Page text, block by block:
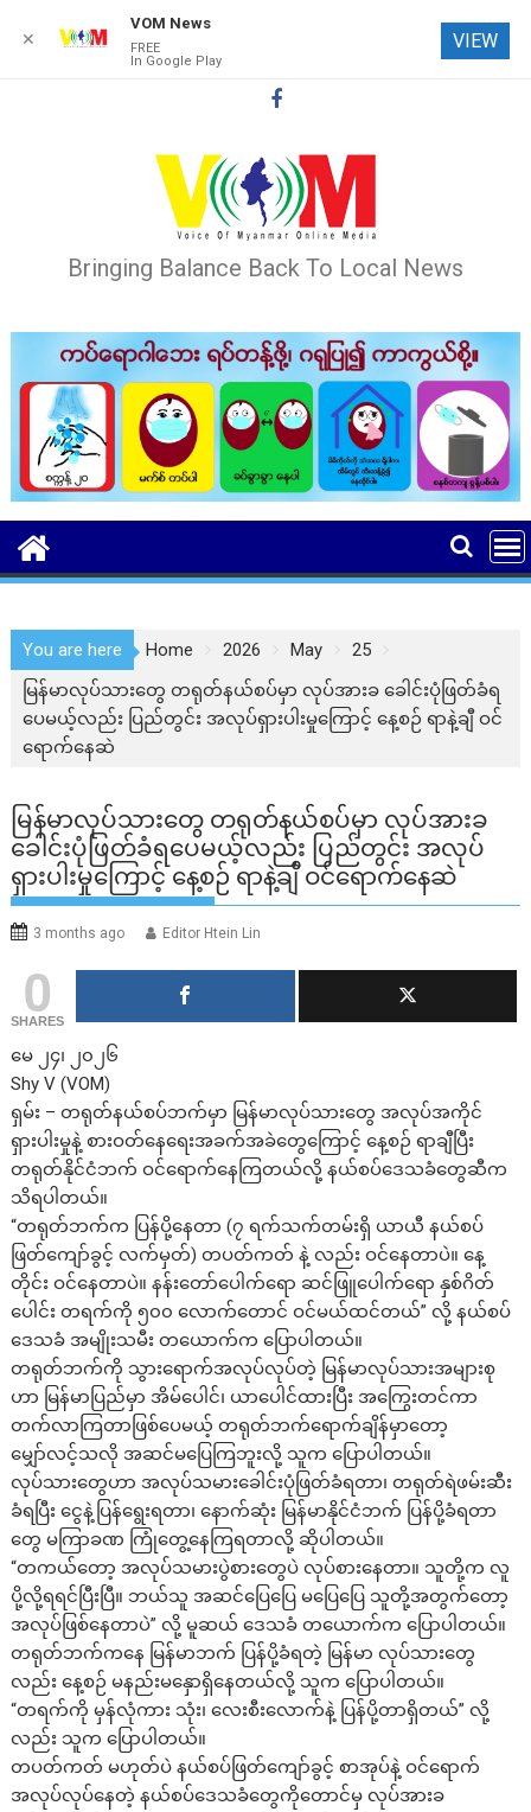
Bringing Balance Back To Local News
You are here Home 2026 May
25
မြန်မာလုပ်သားတွေ တရုတ်နယ်စပ်မှာ လုပ်အားခ ခေါင်းပုံဖြတ်ခံရ
ပေမယ့်လည်း ပြည်တွင်း အလုပ်ရှားပါးမှုကြောင့် နေ့စဉ် ရာနဲ့ချီ ဝင်
ရောက်နေဆဲ
မြန်မာလုပ်သားတွေ တရုတ်နယ်စပ်မှာ လုပ်အားခ
ခေါင်းပုံဖြတ်ခံရပေမယ့်လည်း ပြည်တွင်း အလုပ်
ရှားပါးမှုကြောင့် နေ့စဉ် ရာနဲ့ချီ ဝင်ရောက်နေဆဲ
3 months ago Editor Htein Lin
0
SHARES
မေ ၂၄၊ ၂၀၂၆
Shy V (VOM)
ရှမ်း – တရုတ်နယ်စပ်ဘက်မှာ မြန်မာလုပ်သားတွေ အလုပ်အကိုင်
ရှားပါးမှုနဲ့ စားဝတ်နေရေးအခက်အခဲတွေကြောင့် နေ့စဉ် ရာချီပြီး
တရုတ်နိုင်ငံဘက် ဝင်ရောက်နေကြတယ်လို့ နယ်စပ်ဒေသခံတွေဆီက
သိရပါတယ်။
“တရုတ်ဘက်က ပြန်ပို့နေတာ (၇ ရက်သက်တမ်းရှိ ယာယီ နယ်စပ်
ဖြတ်ကျော်ခွင့် လက်မှတ်) တပတ်ကတ် နဲ့ လည်း ဝင်နေတာပဲ။ နေ့
တိုင်း ဝင်နေတာပဲ။ နန်းတော်ပေါက်ရော ဆင်ဖြူပေါက်ရော နှစ်ဂိတ်
ပေါင်း တရက်ကို ၅၀၀ လောက်တောင် ဝင်မယ်ထင်တယ်” လို့ နယ်စပ်
ဒေသခံ အမျိုးသမီး တယောက်က ပြောပါတယ်။
တရုတ်ဘက်ကို သွားရောက်အလုပ်လုပ်တဲ့ မြန်မာလုပ်သားအများစု
ဟာ မြန်မာပြည်မှာ အိမ်ပေါင်၊ ယာပေါင်ထားပြီး အကြွေးတင်ကာ
တက်လာကြတာဖြစ်ပေမယ့် တရုတ်ဘက်ရောက်ချိန်မှာတော့
မျှော်လင့်သလို အဆင်မပြေကြဘူးလို့ သူက ပြောပါတယ်။
လုပ်သားတွေဟာ အလုပ်သမားခေါင်းပုံဖြတ်ခံရတာ၊ တရုတ်ရဲဖမ်းဆီး
ခံရပြီး ငွေနဲ့ပြန်ရွေးရတာ၊ နောက်ဆုံး မြန်မာနိုင်ငံဘက် ပြန်ပို့ခံရတာ
တွေ မကြာခဏ ကြုံတွေ့နေကြရတာလို့ ဆိုပါတယ်။
“တကယ်တော့ အလုပ်သမားပွဲစားတွေပဲ လုပ်စားနေတာ။ သူတို့က လူ
ပို့လို့ရရင်ပြီးပြီ။ ဘယ်သူ အဆင်ပြေပြေ မပြေပြေ သူတို့အတွက်တော့
အလုပ်ဖြစ်နေတာပဲ” လို့ မူဆယ် ဒေသခံ တယောက်က ပြောပါတယ်။
တရုတ်ဘက်ကနေ မြန်မာဘက် ပြန်ပို့ခံရတဲ့ မြန်မာ လုပ်သားတွေ
လည်း နေ့စဉ် မနည်းမ​နှောရှိနေတယ်လို့ သူက ပြောပါတယ်။
“တရက်ကို မှန်လုံကား သုံး၊ လေးစီးလောက်နဲ့ ပြန်ပို့တာရှိတယ်” လို့
လည်း သူက ပြောပါတယ်။
တပတ်ကတ် မဟုတ်ပဲ နယ်စပ်ဖြတ်ကျော်ခွင့် စာအုပ်နဲ့ ဝင်ရောက်
အလုပ်လုပ်နေတဲ့ နယ်စပ်ဒေသခံတွေကိုတောင်မှ လုပ်အားခ
✕
VOM News
FREE
In Google Play
VIEW